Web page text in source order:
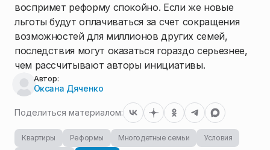
воспримет реформу спокойно. Если же новые
льготы будут оплачиваться за счет сокращения
возможностей для миллионов других семей,
последствия могут оказаться гораздо серьезнее,
чем рассчитывают авторы инициативы.
Автор:
Оксана Дяченко
Поделиться материалом:
Квартиры Реформы Многодетные семьи
Условия